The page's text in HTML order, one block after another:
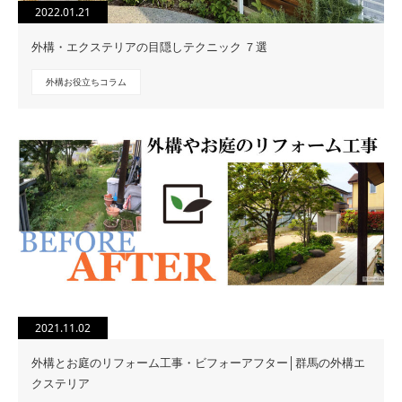
2022.01.21
外構・エクステリアの目隠しテクニック ７選
外構お役立ちコラム
2021.11.02
外構とお庭のリフォーム工事・ビフォーアフター│群馬の外構エ
クステリア